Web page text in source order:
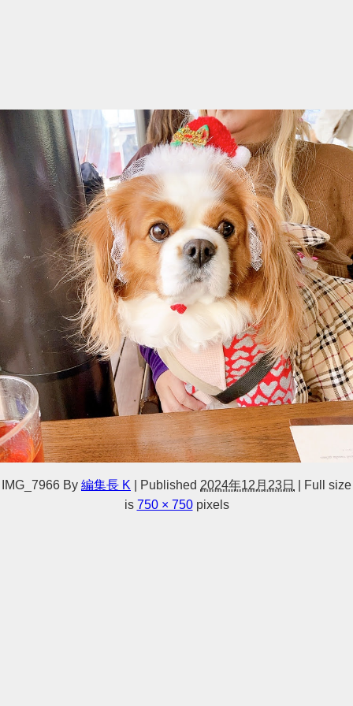
IMG_7966 By 編集長 K Published 2024年12月23日
Full size
is 750 × 750pixels